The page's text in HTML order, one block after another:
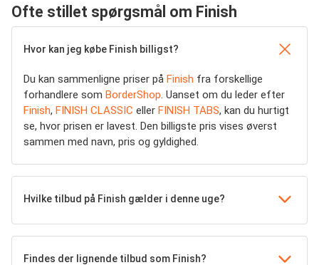
Ofte stillet spørgsmål om Finish
Hvor kan jeg købe Finish billigst?
Du kan sammenligne priser på Finish fra forskellige
forhandlere som BorderShop . Uanset om du leder efter
Finish, FINISH CLASSIC eller FINISH TABS, kan du hurtigt
se, hvor prisen er lavest. Den billigste pris vises øverst
sammen med navn, pris og gyldighed.
Hvilke tilbud på Finish gælder i denne uge?
Findes der lignende tilbud som Finish?